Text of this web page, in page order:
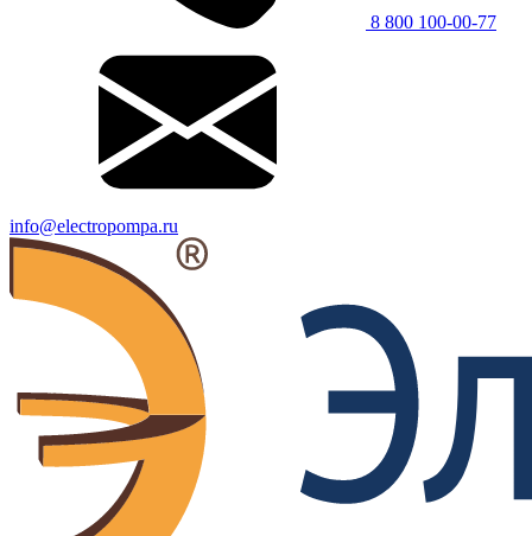
8 800 100-00-77
info@electropompa.ru